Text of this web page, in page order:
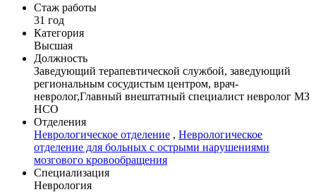
Стаж работы
31 год
Категория
Высшая
Должность
Заведующий терапевтической службой, заведующий
региональным сосудистым центром, врач-
невролог,Главный внештатный специалист невролог МЗ
НСО
Отделения
Неврологическое отделение , Неврологическое
отделение для больных с острыми нарушениями
мозгового кровообращения
Специализация
Неврология